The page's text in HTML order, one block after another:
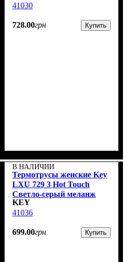
41030
728.00грн Купить
В НАЛИЧИИ
Термотрусы женские Key
LXU 729 3 Hot Touch
Светло-серый меланж
KEY
41036
699.00грн Купить